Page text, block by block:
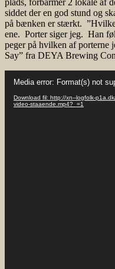
siddet der en god stund og
på bænken er stærkt.
ene. Porter siger jeg. Han
peger på hvilken af porterne
Say” fra DEYA Brewing
Media error: Format(s) not
Download fil: http://xn--logfolk-
video-staaende.mp4?_=1